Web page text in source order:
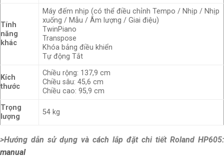
Tính
năng
khác
Máy đếm nhịp (có thể điều chỉnh Tempo / Nhịp / Nhịp
xuống / Mẫu / Âm lượng / Giai điệu)
TwinPiano
Transpose
Khóa bảng điều khiển
Tự động Tắt
Kích
thước
Chiều rộng: 137,9 cm
Chiều sâu: 45,6 cm
Chiều cao: 95,9 cm
Trọng
lượng
54 kg
>Hướng dẫn sử dụng và cách lắp đặt chi tiết Roland HP605:
manual